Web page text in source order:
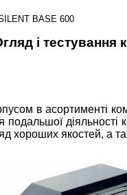
BASE 600
і тестування
в асортименті
подальшої
хороших якостей, а